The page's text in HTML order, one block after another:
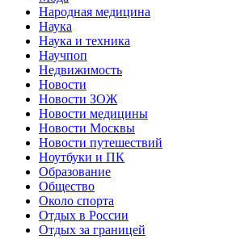
Народная медицина
Наука
Наука и техника
Научпоп
Недвижимость
Новости
Новости ЗОЖ
Новости медицины
Новости Москвы
Новости путешествий
Ноутбуки и ПК
Образование
Общество
Около спорта
Отдых в России
Отдых за границей